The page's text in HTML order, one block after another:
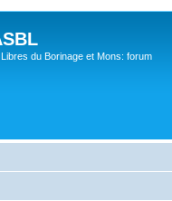
du Borinage et Mons: forum